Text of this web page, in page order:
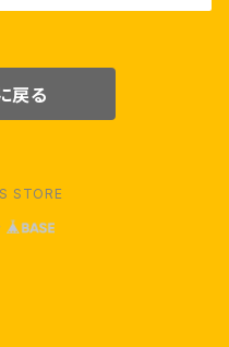
戻る
STORE